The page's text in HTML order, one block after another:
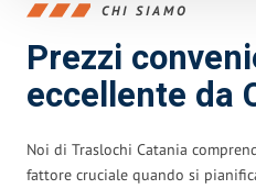
CHI SIAMO
Prezzi
eccellente da
Noi di Traslochi Catania
fattore cruciale quando si